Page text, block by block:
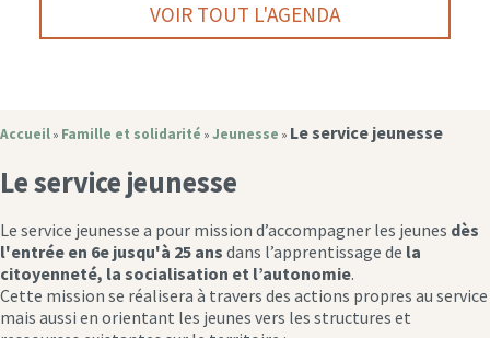
VOIR TOUT L'AGENDA
Accueil » Famille et solidarité » Jeunesse » Le service jeunesse
Le service jeunesse
Le service jeunesse a pour mission d’accompagner les jeunes dès
l'entrée en 6e jusqu'à 25 ans dans l’apprentissage de la
citoyenneté, la socialisation et l’autonomie.
Cette mission se réalisera à travers des actions propres au service
mais aussi en orientant les jeunes vers les structures et